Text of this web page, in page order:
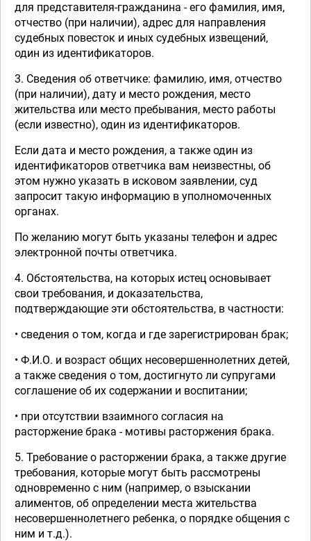
для представителя-гражданина - его фамилия, имя,
отчество (при наличии), адрес для направления
судебных повесток и иных судебных извещений,
один из идентификаторов.
3. Сведения об ответчике: фамилию, имя, отчество
(при наличии), дату и место рождения, место
жительства или место пребывания, место работы
(если известно), один из идентификаторов.
Если дата и место рождения, а также один из
идентификаторов ответчика вам неизвестны, об
этом нужно указать в исковом заявлении, суд
запросит такую информацию в уполномоченных
органах.
По желанию могут быть указаны телефон и адрес
электронной почты ответчика.
4. Обстоятельства, на которых истец основывает
свои требования, и доказательства,
подтверждающие эти обстоятельства, в частности:
• сведения о том, когда и где зарегистрирован брак;
• Ф.И.О. и возраст общих несовершеннолетних детей,
а также сведения о том, достигнуто ли супругами
соглашение об их содержании и воспитании;
• при отсутствии взаимного согласия на
расторжение брака - мотивы расторжения брака.
5. Требование о расторжении брака, а также другие
требования, которые могут быть рассмотрены
одновременно с ним (например, о взыскании
алиментов, об определении места жительства
несовершеннолетнего ребенка, о порядке общения с
ним и т.д.).